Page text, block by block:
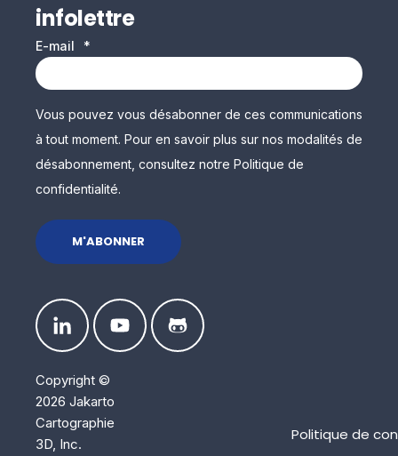
infolettre
E-mail *
Vous pouvez vous désabonner de ces communications
à tout moment. Pour en savoir plus sur nos modalités de
désabonnement, consultez notre Politique de
confidentialité.
Copyright ©
2026 Jakarto
Cartographie
3D, Inc.
Politique de